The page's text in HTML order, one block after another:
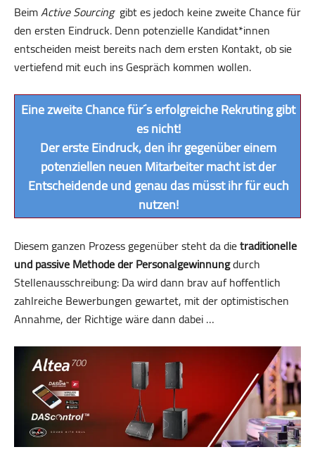
BeimActive Sourcinggibt es jedoch keine zweite Chance für
den ersten Eindruck. Denn potenzielle Kandidat*innen
entscheiden meist bereits nach dem ersten Kontakt, ob sie
vertiefend mit euch ins Gespräch kommen wollen.
Eine zweite Chance für´s erfolgreiche Rekruting gibt
es nicht!
Der erste Eindruck, den ihr gegenüber einem
potenziellen neuen Mitarbeiter macht ist der
Entscheidende und genau das müsst ihr für euch
nutzen!
Diesem ganzen Prozess gegenüber steht da dietraditionelle
und passive Methode der Personal­gewinnungdurch
Stellenausschreibung: Da wird dann brav auf hoffentlich
zahlreiche Bewerbungen gewartet, mit der optimistischen
Annahme, der Richtige wäre dann dabei …